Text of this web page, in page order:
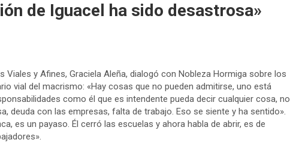
de Iguacel ha sido desastrosa»
Viales y Afines, Graciela Aleña, dialogó con Nobleza Hormiga sobre los
vial del macrismo: «Hay cosas que no pueden admitirse, uno está
como él que es intendente pueda decir cualquier cosa, no
deuda con las empresas, falta de trabajo. Eso se siente y ha sentido».
es un payaso. Él cerró las escuelas y ahora habla de abrir, es de